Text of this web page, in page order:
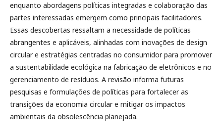
enquanto abordagens políticas integradas e colaboração das
partes interessadas emergem como principais facilitadores.
Essas descobertas ressaltam a necessidade de políticas
abrangentes e aplicáveis, alinhadas com inovações de design
circular e estratégias centradas no consumidor para promover
a sustentabilidade ecológica na fabricação de eletrônicos e no
gerenciamento de resíduos. A revisão informa futuras
pesquisas e formulações de políticas para fortalecer as
transições da economia circular e mitigar os impactos
ambientais da obsolescência planejada.